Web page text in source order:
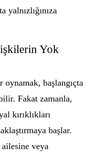
Yok
oynamak, başlangıçta
Fakat zamanla,
kırıklıkları
başlar.
veya